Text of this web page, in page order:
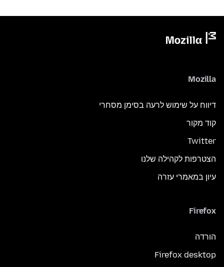
Mozilla
דיווח על שימוש לרעה בסימן מסחרי
קוד מקור
Twitter
הצטרפות לקהילה שלנו
עיון במאמרי עזרה
Firefox
הורדה
Firefox desktop